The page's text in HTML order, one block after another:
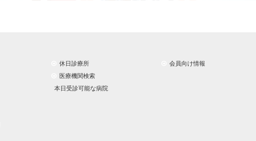
休日診療所
医療機関検索
本日受診可能な病院
会員向け情報